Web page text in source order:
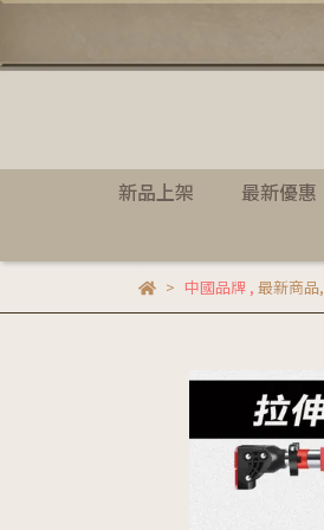
新品上架 最新優惠
中國品牌, 最新商品,